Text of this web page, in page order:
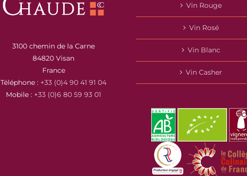
3100 chemin de la Carne
84820 Visan
France
Téléphone : +33 (0)4 90 41 91 04
Mobile : +33 (0)6 80 59 93 01
Vin Rouge
Vin Rosé
Vin Blanc
Vin Casher